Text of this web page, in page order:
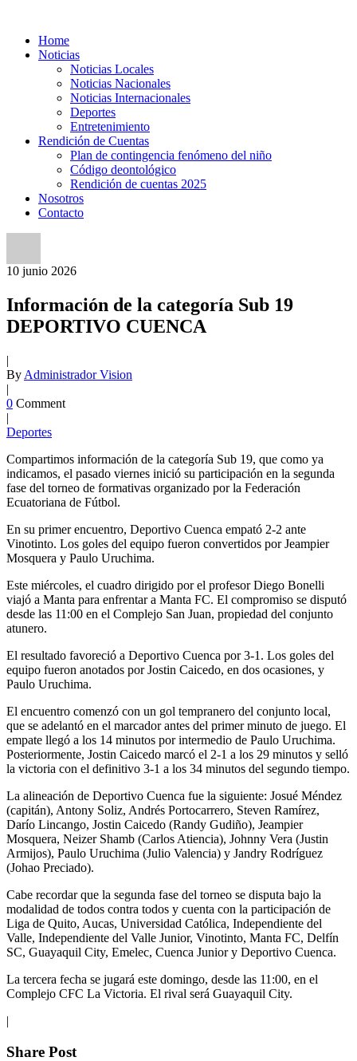
Home
Noticias
Noticias Locales
Noticias Nacionales
Noticias Internacionales
Deportes
Entretenimiento
Rendición de Cuentas
Plan de contingencia fenómeno del niño
Código deontológico
Rendición de cuentas 2025
Nosotros
Contacto
10 junio 2026
Información de la categoría Sub 19
DEPORTIVO CUENCA
|
By Administrador Vision
|
0 Comment
|
Deportes
Compartimos información de la categoría Sub 19, que como ya
indicamos, el pasado viernes inició su participación en la segunda
fase del torneo de formativas organizado por la Federación
Ecuatoriana de Fútbol.
En su primer encuentro, Deportivo Cuenca empató 2-2 ante
Vinotinto. Los goles del equipo fueron convertidos por Jeampier
Mosquera y Paulo Uruchima.
Este miércoles, el cuadro dirigido por el profesor Diego Bonelli
viajó a Manta para enfrentar a Manta FC. El compromiso se disputó
desde las 11:00 en el Complejo San Juan, propiedad del conjunto
atunero.
El resultado favoreció a Deportivo Cuenca por 3-1. Los goles del
equipo fueron anotados por Jostin Caicedo, en dos ocasiones, y
Paulo Uruchima.
El encuentro comenzó con un gol tempranero del conjunto local,
que se adelantó en el marcador antes del primer minuto de juego. El
empate llegó a los 14 minutos por intermedio de Paulo Uruchima.
Posteriormente, Jostin Caicedo marcó el 2-1 a los 29 minutos y selló
la victoria con el definitivo 3-1 a los 34 minutos del segundo tiempo.
La alineación de Deportivo Cuenca fue la siguiente: Josué Méndez
(capitán), Antony Soliz, Andrés Portocarrero, Steven Ramírez,
Darío Lincango, Jostin Caicedo (Randy Gudiño), Jeampier
Mosquera, Neizer Shamb (Carlos Atiencia), Johnny Vera (Justin
Armijos), Paulo Uruchima (Julio Valencia) y Jandry Rodríguez
(Johao Preciado).
Cabe recordar que la segunda fase del torneo se disputa bajo la
modalidad de todos contra todos y cuenta con la participación de
Liga de Quito, Aucas, Universidad Católica, Independiente del
Valle, Independiente del Valle Junior, Vinotinto, Manta FC, Delfín
SC, Guayaquil City, Emelec, Cuenca Junior y Deportivo Cuenca.
La tercera fecha se jugará este domingo, desde las 11:00, en el
Complejo CFC La Victoria. El rival será Guayaquil City.
|
Share Post